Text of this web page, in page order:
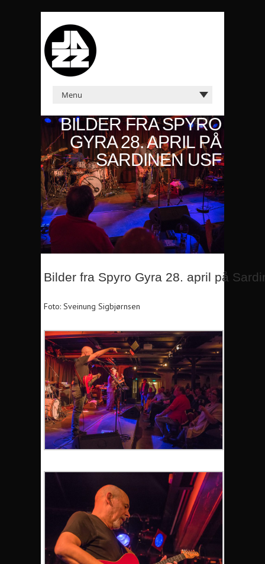
BILDER FRA SPYRO
GYRA 28. APRIL PÅ
SARDINEN USF
Bilder fra Spyro Gyra 28. april på
Foto: Sveinung Sigbjørnsen